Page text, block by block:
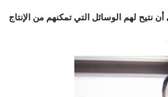
نتيح لهم الوسائل التي تمكنهم من الإنتاج